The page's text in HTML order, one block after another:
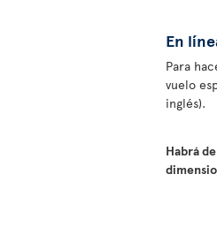
En
Para
vuelo
inglés).
Habrá